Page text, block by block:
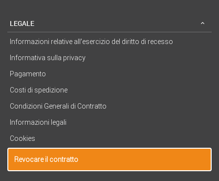
LEGALE
Informazioni relative all’esercizio del diritto di recesso
Informativa sulla privacy
Pagamento
Costi di spedizione
Condizioni Generali di Contratto
Informazioni legali
Cookies
Revocare il contratto